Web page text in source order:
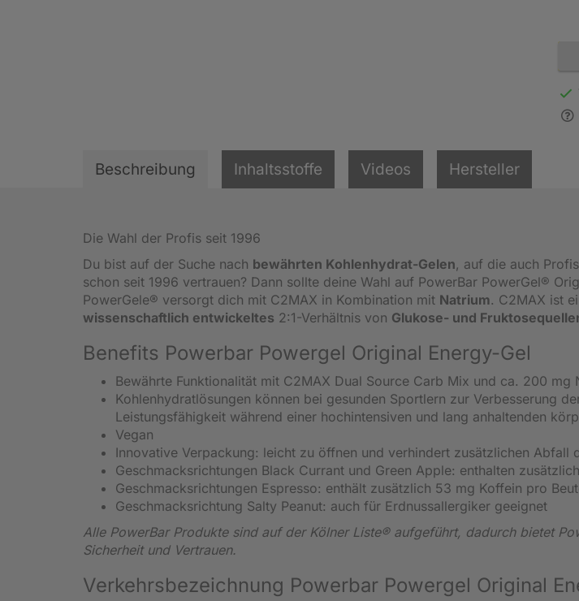
Beschreibung Inhaltsstoffe Videos Hersteller
Die Wahl der Profis seit 1996
Du bist auf der Suche nach bewährten Kohlenhydrat-Gelen, auf die auch
schon seit 1996 vertrauen? Dann sollte deine Wahl auf PowerBar PowerGel®
PowerGele® versorgt dich mit C2MAX in Kombination mit Natrium. C2MAX ist
wissenschaftlich entwickeltes 2:1-Verhältnis von Glukose- und
Benefits Powerbar Powergel Original Energy-Gel
Bewährte Funktionalität mit C2MAX Dual Source Carb Mix und ca. 200 mg
Kohlenhydratlösungen können bei gesunden Sportlern zur Verbesserung
Leistungsfähigkeit während einer hochintensiven und lang anhaltenden
Vegan
Innovative Verpackung: leicht zu öffnen und verhindert zusätzlichen Abfall
Geschmacksrichtungen Black Currant und Green Apple: enthalten
Geschmacksrichtungen Espresso: enthält zusätzlich 53 mg Koffein pro
Geschmacksrichtung Salty Peanut: auch für Erdnussallergiker geeignet
Alle PowerBar Produkte sind auf der Kölner Liste® aufgeführt, dadurch bietet
Sicherheit und Vertrauen.
Verkehrsbezeichnung Powerbar Powergel Original